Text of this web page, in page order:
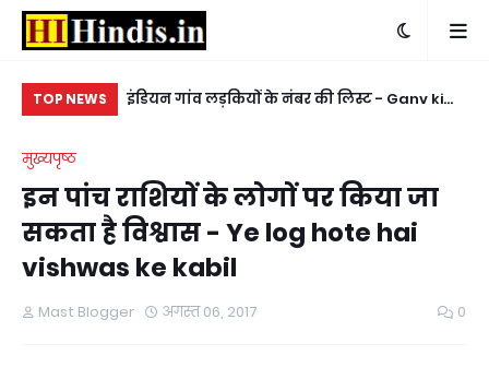
TOP NEWS
se
इंडियन गांव लड़कियों के नंबर की लिस्ट - Ganv ki
मुख्यपृष्ठ
इन पांच राशियों के लोगों पर किया जा
सकता है विश्वास - Ye log hote hai
vishwas ke kabil
Mast Blogger अगस्त 06, 2017 0